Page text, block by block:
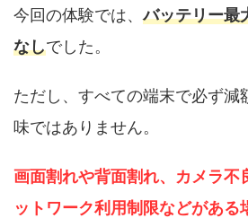
今回の体験では、バッテリー最
なしでした。
ただし、すべての端末で必ず減
味ではありません。
画面割れや背面割れ、カメラ不
ットワーク利用制限などがある